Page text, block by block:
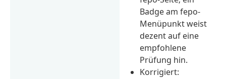
Badge am fepo-
Menüpunkt weist
dezent auf eine
empfohlene
Prüfung hin.
Korrigiert: